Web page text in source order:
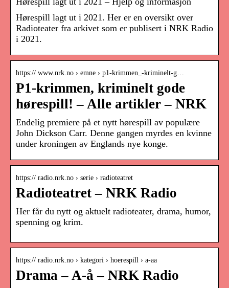
Hørespill lagt ut i 2021. Her er en oversikt over
Radioteater fra arkivet som er publisert i NRK Radio
i 2021.
https:// www.nrk.no › emne › p1-krimmen_-kriminelt-g…
P1-krimmen, kriminelt gode
hørespill! – Alle artikler – NRK
Endelig premiere på et nytt hørespill av populære
John Dickson Carr. Denne gangen myrdes en kvinne
under kroningen av Englands nye konge.
https:// radio.nrk.no › serie › radioteatret
Radioteatret – NRK Radio
Her får du nytt og aktuelt radioteater, drama, humor,
spenning og krim.
https:// radio.nrk.no › kategori › hoerespill › a-aa
Drama – A-å – NRK Radio